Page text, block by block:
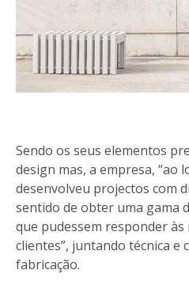
Sendo os seus elementos
design mas, a empresa, “ao
desenvolveu projectos com
sentido de obter uma gama
que pudessem responder às
clientes”, juntando técnica e
fabricação.